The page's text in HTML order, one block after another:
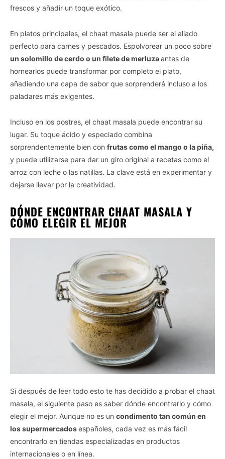
frescos y añadir un toque exótico.
En platos principales, el chaat masala puede ser el aliado
perfecto para carnes y pescados. Espolvorear un poco sobre
un solomillo de cerdo o un filete de merluzaantes de
hornearlos puede transformar por completo el plato,
añadiendo una capa de sabor que sorprenderá incluso a los
paladares más exigentes.
Incluso en los postres, el chaat masala puede encontrar su
lugar. Su toque ácido y especiado combina
sorprendentemente bien con frutas como el mango o la piña,
y puede utilizarse para dar un giro original a recetas como el
arroz con leche o las natillas. La clave está en experimentar y
dejarse llevar por la creatividad.
DÓNDE ENCONTRAR CHAAT MASALA Y
CÓMO ELEGIR EL MEJOR
Si después de leer todo esto te has decidido a probar el chaat
masala, el siguiente paso es saber dónde encontrarlo y cómo
elegir el mejor. Aunque no es un condimento tan común en
los supermercadosespañoles, cada vez es más fácil
encontrarlo en tiendas especializadas en productos
internacionales o en línea.